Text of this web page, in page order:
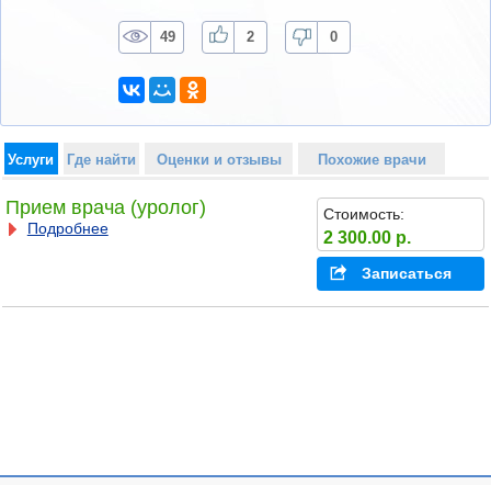
49 2 0
Услуги Где найти Оценки и отзывы Похожие врачи
Прием врача (уролог)
Подробнее
Стоимость:
2 300.00 р.
Записаться